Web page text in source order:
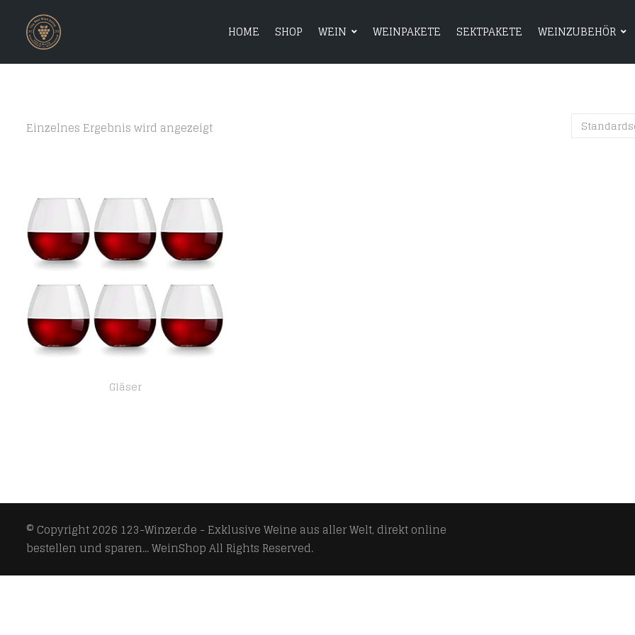
HOME SHOP WEIN WEINPAKETE SEKTPAKETE WEINZUBEHÖR
HOME SHOP WEIN WEINPAKETE
Einzelnes Ergebnis wird angezeigt
Gläser
© Copyright 2026 123-Winzer.de - Exklusive Weine aus aller Welt, direkt online
bestellen und sparen... WeinShopAll Rights Reserved.